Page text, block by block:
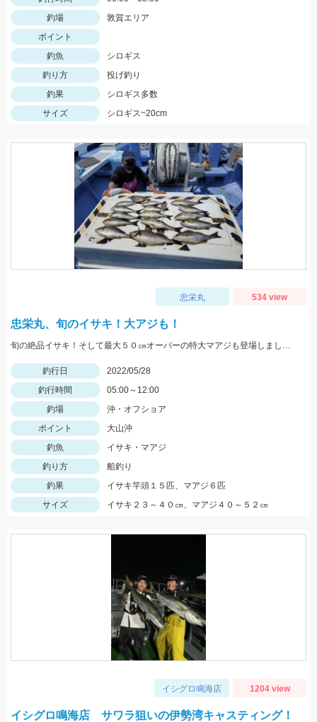
釣場
敦賀エリア
ポイント
釣魚
シロギス
釣り方
投げ釣り
釣果
シロギス多数
サイズ
シロギス~20cm
忠栄丸 534 view
忠栄丸、旬のイサキ！大アジも！
旬の絶品イサキ！そして最大５０㎝オーバーの特大マアジも登場しました。
釣行日
2022/05/28
釣行時間
05:00～12:00
釣場
沖・オフショア
ポイント
大山沖
釣魚
イサキ・マアジ
釣り方
船釣り
釣果
イサキ竿頭１５匹、マアジ６匹
サイズ
イサキ２３～４０㎝、マアジ４０～５２㎝
イシグロ鳴海店 1204 view
イシグロ鳴海店 サワラ狙いの伊勢湾キャスティング！